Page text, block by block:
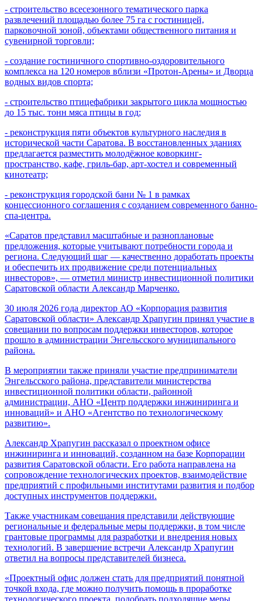
- строительство всесезонного тематического парка
развлечений площадью более 75 га с гостиницей,
парковочной зоной, объектами общественного питания и
сувенирной торговли;
- создание гостиничного спортивно-оздоровительного
комплекса на 120 номеров вблизи «Протон-Арены» и Дворца
водных видов спорта;
- строительство птицефабрики закрытого цикла мощностью
до 15 тыс. тонн мяса птицы в год;
- реконструкция пяти объектов культурного наследия в
исторической части Саратова. В восстановленных зданиях
предлагается разместить молодёжное коворкинг-
пространство, кафе, гриль-бар, арт-хостел и современный
кинотеатр;
- реконструкция городской бани № 1 в рамках
концессионного соглашения с созданием современного банно-
спа-центра.
«Саратов представил масштабные и разноплановые
предложения, которые учитывают потребности города и
региона. Следующий шаг — качественно доработать проекты
и обеспечить их продвижение среди потенциальных
инвесторов», — отметил министр инвестиционной политики
Саратовской области Александр Марченко.
30 июля 2026 года директор АО «Корпорация развития
Саратовской области» Александр Храпугин принял участие в
совещании по вопросам поддержки инвесторов, которое
прошло в администрации Энгельсского муниципального
района.
В мероприятии также приняли участие предприниматели
Энгельсского района, представители министерства
инвестиционной политики области, районной
администрации, АНО «Центр поддержки инжиниринга и
инноваций» и АНО «Агентство по технологическому
развитию».
Александр Храпугин рассказал о проектном офисе
инжиниринга и инноваций, созданном на базе Корпорации
развития Саратовской области. Его работа направлена на
сопровождение технологических проектов, взаимодействие
предприятий с профильными институтами развития и подбор
доступных инструментов поддержки.
Также участникам совещания представили действующие
региональные и федеральные меры поддержки, в том числе
грантовые программы для разработки и внедрения новых
технологий. В завершение встречи Александр Храпугин
ответил на вопросы представителей бизнеса.
«Проектный офис должен стать для предприятий понятной
точкой входа, где можно получить помощь в проработке
технологического проекта, подобрать подходящие меры